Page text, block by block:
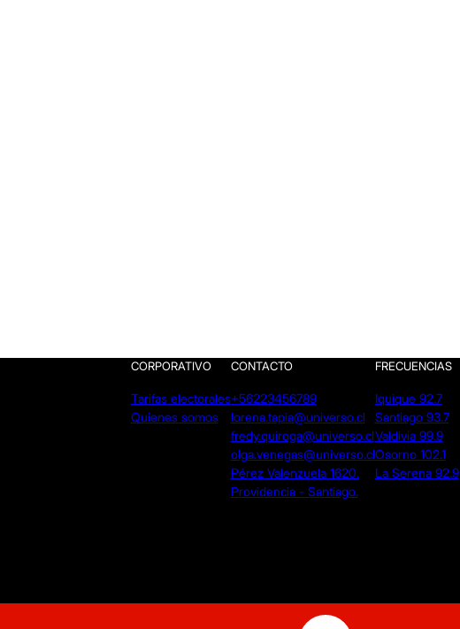
CORPORATIVO
Tarifas electorales
Quienes somos
CONTACTO
+56223456789
lorena.tapia@universo.cl
fredy.quiroga@universo.cl
olga.venegas@universo.cl
Pérez Valenzuela 1620.
Providencia - Santiago.
FRECUENCIAS
Iquique 92.7
Santiago 93.7
Valdivia 99.9
Osorno 102.1
La Serena 92.9